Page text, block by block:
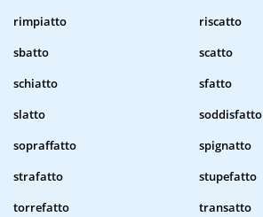
rimpiatto
riscatto
sbatto
scatto
schiatto
sfatto
slatto
soddisfatto
sopraffatto
spignatto
strafatto
stupefatto
torrefatto
transatto